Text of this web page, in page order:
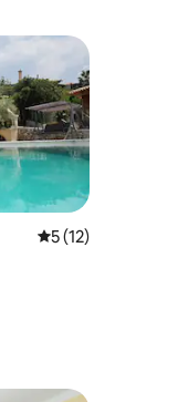
平均评分 5 分（满
5 (12)